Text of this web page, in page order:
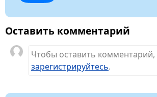
Оставить комментарий
Чтобы оставить комментарий,
зарегистрируйтесь.